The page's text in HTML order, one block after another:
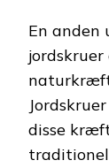
En anden
disse